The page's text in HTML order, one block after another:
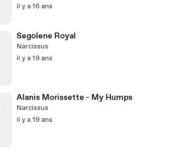
il y a 16 ans
Segolene Royal
Narcissus
il y a 19 ans
Alanis Morissette - My Humps
Narcissus
il y a 19 ans